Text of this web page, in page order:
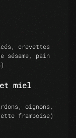
crevettes
sésame, pain
et miel
oignons,
framboise)